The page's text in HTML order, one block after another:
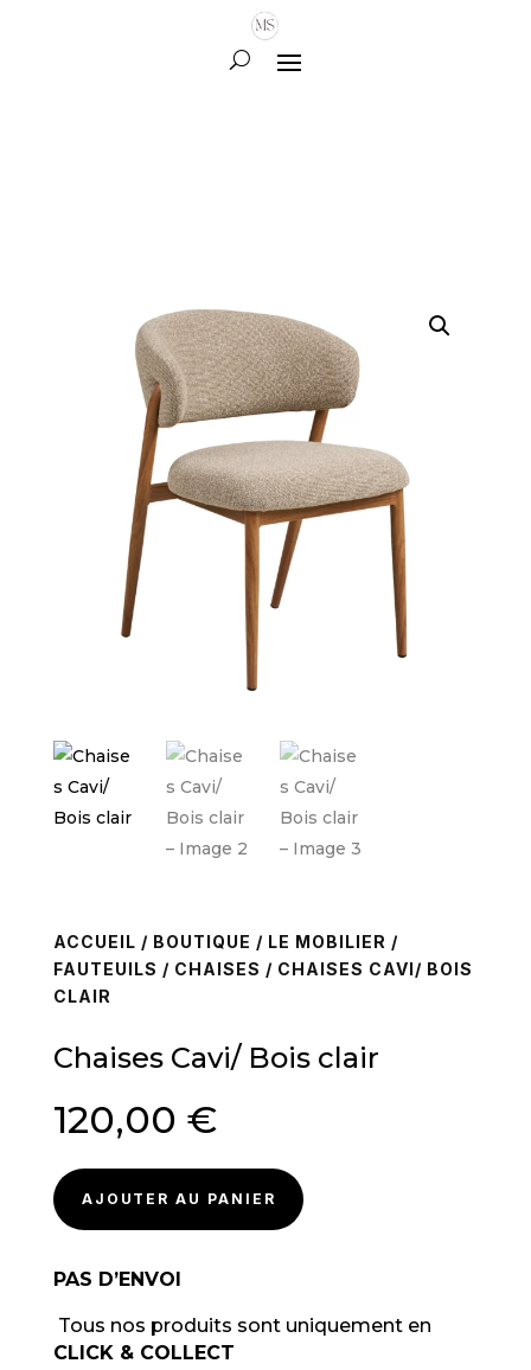
ACCUEIL / BOUTIQUE / LE MOBILIER /
FAUTEUILS / CHAISES / CHAISES CAVI/ BOIS
CLAIR
Chaises Cavi/ Bois clair
120,00 €
AJOUTER AU PANIER
PAS D’ENVOI
Tous nos produits sont uniquement en
CLICK & COLLECT